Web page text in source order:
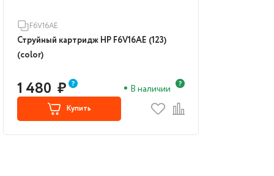
F6V16AE
Струйный картридж HP F6V16AE (123)
(color)
1 480 ₽ В наличии
Купить